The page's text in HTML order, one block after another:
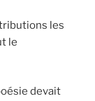
les
le
devait